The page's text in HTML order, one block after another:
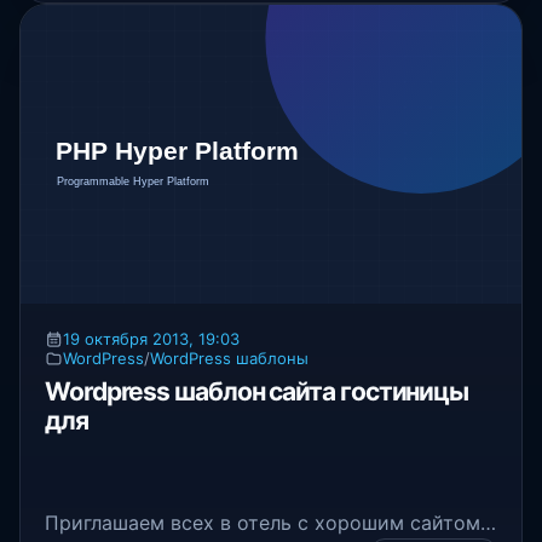
19 октября 2013, 19:03
WordPress/WordPress шаблоны
Wordpress шаблон сайта гостиницы
для
Приглашаем всех в отель с хорошим сайтом.